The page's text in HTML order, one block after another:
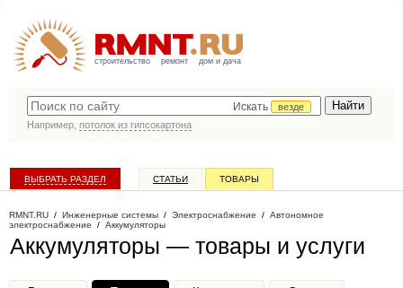
строительство ремонт дом и дача
Искать
везде
Например, потолок из гипсокартона
ВЫБРАТЬ РАЗДЕЛ СТАТЬИ ТОВАРЫ
RMNT.RU / Инженерные системы / Электроснабжение / Автономное
электроснабжение / Аккумуляторы
Аккумуляторы — товары и услуги